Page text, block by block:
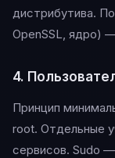
дистрибутива.
OpenSSL, ядро)
4.
Принцип
root. Отдельные
сервисов. Sudo